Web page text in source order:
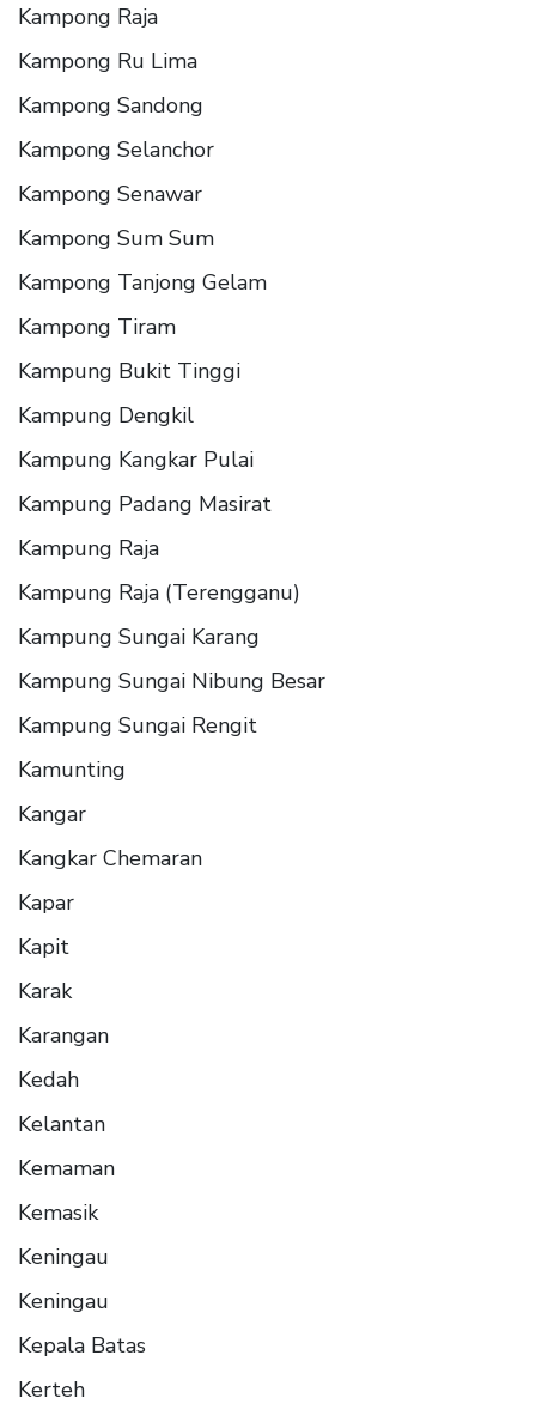
Kampong Raja
Kampong Ru Lima
Kampong Sandong
Kampong Selanchor
Kampong Senawar
Kampong Sum Sum
Kampong Tanjong Gelam
Kampong Tiram
Kampung Bukit Tinggi
Kampung Dengkil
Kampung Kangkar Pulai
Kampung Padang Masirat
Kampung Raja
Kampung Raja (Terengganu)
Kampung Sungai Karang
Kampung Sungai Nibung Besar
Kampung Sungai Rengit
Kamunting
Kangar
Kangkar Chemaran
Kapar
Kapit
Karak
Karangan
Kedah
Kelantan
Kemaman
Kemasik
Keningau
Keningau
Kepala Batas
Kerteh